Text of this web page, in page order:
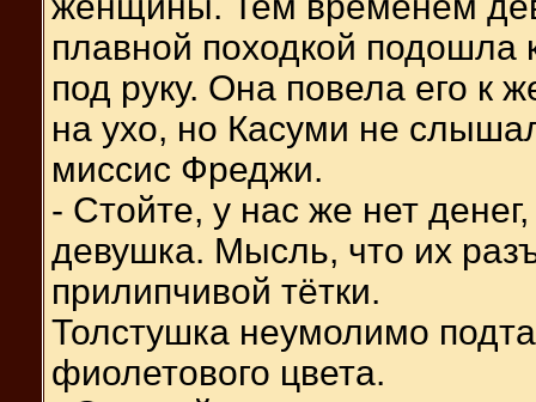
плавной походкой подошла
под руку. Она повела его к
на ухо, но Касуми не
миссис Фреджи.
- Стойте, у нас же нет
девушка. Мысль, что их
прилипчивой тётки.
Толстушка неумолимо
фиолетового цвета.